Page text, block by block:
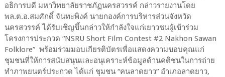
อธิการบดี มหาวิทยาลัยราชภัฏนครสวรรค์ กล่าวรายงานโดย
พล.ต.อ.สมศักดิ์ จันทะพิงค์ นายกองค์การบริหารส่วนจังหวัด
นครสวรรค์ ได้รับเชิญขึ้นกล่าวให้กำลังใจแก่เยาวชนผู้เข้าร่วม
โครงการประกวด “NSRU Short Film Contest #2 Nakhon Sawan
Folklore” พร้อมร่วมมอบเกียรติบัตรเพื่อแสดงความขอบคุณแก่
ชุมชนที่ให้การสนับสนุนและอนุเคราะห์ข้อมูลด้านคติชนในการถ่าย
ทำภาพยนตร์ประกวด ได้แก่ ชุมชน “คนลาดยาว” อำเภอลาดยาว,